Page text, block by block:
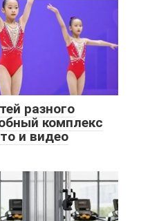
разного
комплекс
и видео